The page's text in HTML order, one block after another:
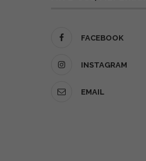
FACEBOOK
INSTAGRAM
EMAIL